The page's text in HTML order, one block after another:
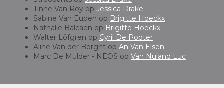
Tinne Van Roy op Jessica Drake
Sabine Van Eupen op Brigitte Hoeckx
Nathalie Balcaen op Brigitte Hoeckx
Walter Löfgren op Cyril De Pooter
Aline Van der Borght op An Van Elsen
Marc De Mulder - NEOS op Van Nuland Luc